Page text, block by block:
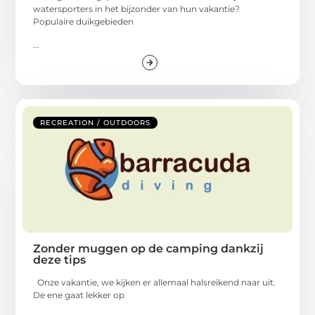
watersporters in het bijzonder van hun vakantie?
Populaire duikgebieden
RECREATION / OUTDOORS
Zonder muggen op de camping dankzij
deze tips
Onze vakantie, we kijken er allemaal halsreikend naar uit.
De ene gaat lekker op